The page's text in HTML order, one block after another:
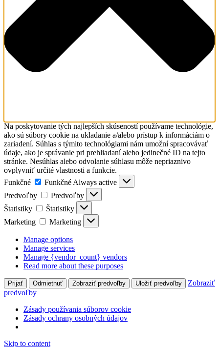
Na poskytovanie tých najlepších skúseností používame technológie,
ako sú súbory cookie na ukladanie a/alebo prístup k informáciám o
zariadení. Súhlas s týmito technológiami nám umožní spracovávať
údaje, ako je správanie pri prehliadaní alebo jedinečné ID na tejto
stránke. Nesúhlas alebo odvolanie súhlasu môže nepriaznivo
ovplyvniť určité vlastnosti a funkcie.
Funkčné
Funkčné Always active
Predvoľby
Predvoľby
Štatistiky
Štatistiky
Marketing
Marketing
Manage options
Manage services
Manage {vendor_count} vendors
Read more about these purposes
Prijať Odmietnuť Zobraziť predvoľby Uložiť predvoľby
Zobraziť
predvoľby
Zásady používania súborov cookie
Zásady ochrany osobných údajov
Skip to content